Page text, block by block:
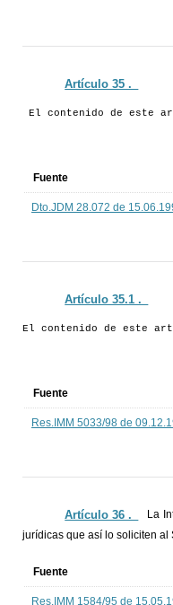
Artículo 35 ._
El contenido de este
Fuente
Dto.JDM 28.072 de
Artículo 35.1 ._
El contenido de este
Fuente
Res.IMM 5033/98 de
Artículo 36 ._
La
jurídicas que así lo soliciten al
Fuente
Res.IMM 1584/95 de